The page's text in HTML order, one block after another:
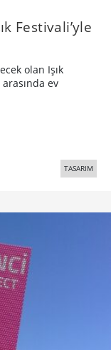
Festivali’yle
olan Işık
ev
TASARIM